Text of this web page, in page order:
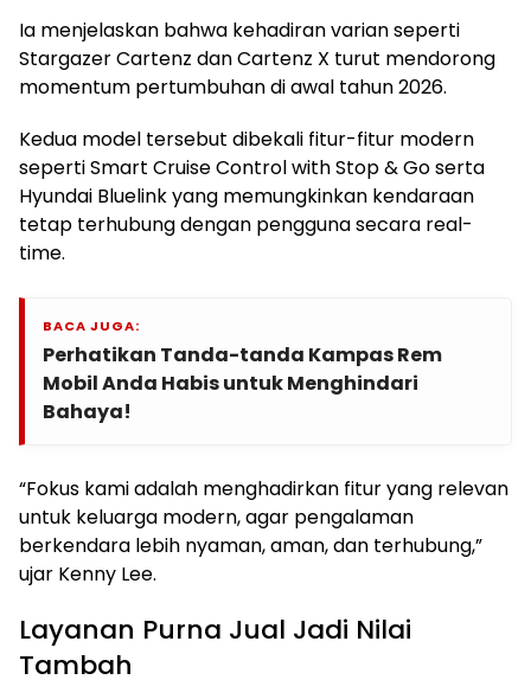
Ia menjelaskan bahwa kehadiran varian seperti
Stargazer Cartenz dan Cartenz X turut mendorong
momentum pertumbuhan di awal tahun 2026.
Kedua model tersebut dibekali fitur-fitur modern
seperti Smart Cruise Control with Stop & Go serta
Hyundai Bluelink yang memungkinkan kendaraan
tetap terhubung dengan pengguna secara real-
time.
BACA JUGA:
Perhatikan Tanda-tanda Kampas Rem
Mobil Anda Habis untuk Menghindari
Bahaya!
“Fokus kami adalah menghadirkan fitur yang relevan
untuk keluarga modern, agar pengalaman
berkendara lebih nyaman, aman, dan terhubung,”
ujar Kenny Lee.
Layanan Purna Jual Jadi Nilai
Tambah